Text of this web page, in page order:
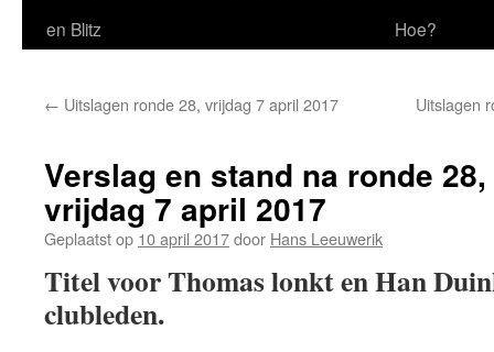
en Blitz
Hoe?
← Uitslagen ronde 28, vrijdag 7 april 2017 Uitslagen
Verslag en stand na ronde
vrijdag 7 april 2017
Geplaatst op 10 april 2017door Hans Leeuwerik
Titel voor Thomas lonkt en Han
clubleden.